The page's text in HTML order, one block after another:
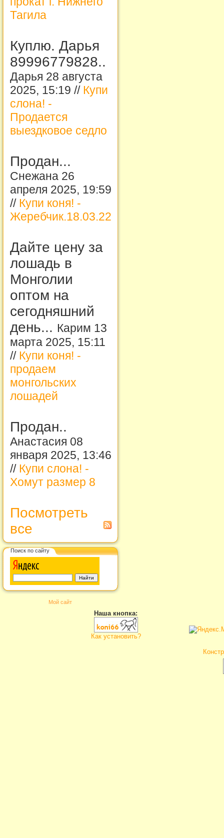
Тагила
Куплю. Дарья
89996779828..
Дарья 28 августа
2025, 15:19 // Купи
слона! -
Продается
выездковое седло
Продан...
Снежана 26
апреля 2025, 19:59
// Купи коня! -
Жеребчик.18.03.22
Дайте цену за
лошадь в
Монголии
оптом на
сегодняшний
день... Карим 13
марта 2025, 15:11
// Купи коня! -
продаем
монгольских
лошадей
Продан..
Анастасия 08
января 2025, 13:46
// Купи слона! -
Хомут размер 8
Посмотреть
все
Поиск по сайту
Мой сайт
Наша кнопка:
Как установить?